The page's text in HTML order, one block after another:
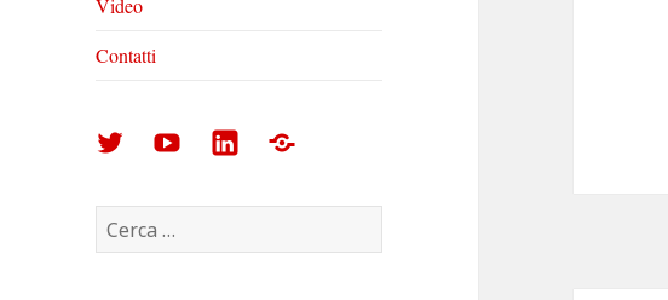
Contatti
Arturo
Corinto
su
Arturo
Corinto
su
Arturo
su
Foto
Ricerca
per: